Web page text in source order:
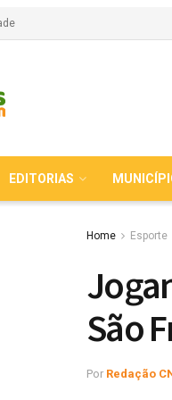
EDITORIAS
Home Esporte
São
Por Redação